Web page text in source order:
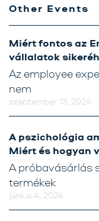
Other Events
Miért fontos az
vállalatok
szeptember 13, 2024
Az employee
nem
A pszichológia
Miért és hogyan
június 4, 2024
A próbavásárlás
termékek